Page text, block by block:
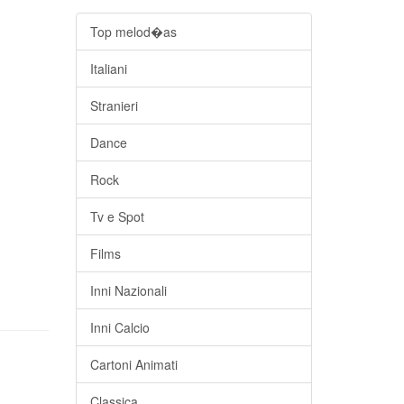
Top melod�as
Italiani
Stranieri
Dance
Rock
Tv e Spot
Films
Inni Nazionali
Inni Calcio
Cartoni Animati